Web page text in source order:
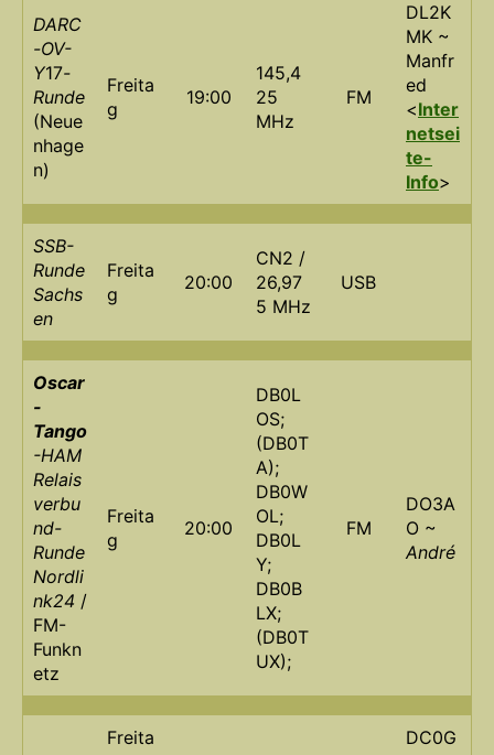
DARC
-OV-
Y17-
Runde
(Neue
nhage
n)
Freita
g
19:00
145,4
25
MHz
FM
DL2K
MK ~
Manfr
ed
<Inter
netsei
te-
Info>
SSB-
Runde
Sachs
en
Freita
g
20:00
CN2 /
26,97
5 MHz
USB
Oscar
-
Tango
-HAM
Relais
verbu
nd-
Runde
Nordli
nk24 /
FM-
Funkn
etz
Freita
g
20:00
DB0L
OS;
(DB0T
A);
DB0W
OL;
DB0L
Y;
DB0B
LX;
(DB0T
UX);
FM
DO3A
O ~
André
Freita
DC0G